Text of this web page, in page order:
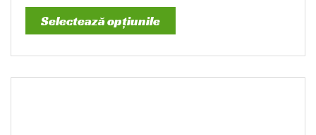
Selectează opțiunile